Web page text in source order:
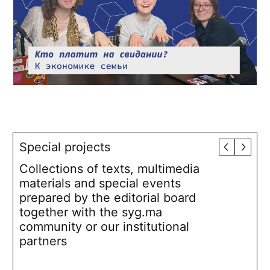
Special projects
Collections of texts, multimedia
materials and special events
prepared by the editorial board
together with the syg.ma
community or our institutional
partners